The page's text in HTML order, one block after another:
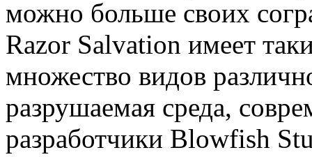
можно больше своих
Razor Salvation имеет
множество видов
разрушаемая среда,
разработчики Blowfish